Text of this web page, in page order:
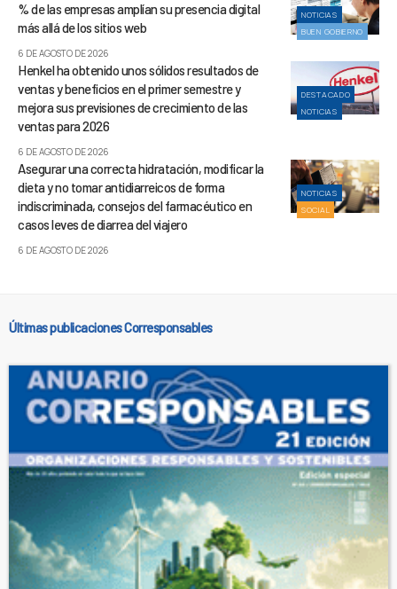
NOTICIAS
BUEN GOBIERNO
% de las empresas amplían su presencia digital
más allá de los sitios web
6 DE AGOSTO DE 2026
DESTACADO
NOTICIAS
Henkel ha obtenido unos sólidos resultados de
ventas y beneficios en el primer semestre y
mejora sus previsiones de crecimiento de las
ventas para 2026
6 DE AGOSTO DE 2026
NOTICIAS
SOCIAL
Asegurar una correcta hidratación, modificar la
dieta y no tomar antidiarreicos de forma
indiscriminada, consejos del farmacéutico en
casos leves de diarrea del viajero
6 DE AGOSTO DE 2026
Últimas publicaciones Corresponsables